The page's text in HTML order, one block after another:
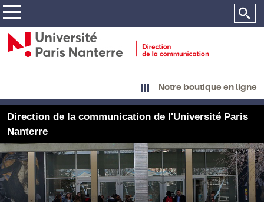
Notre boutique en ligne
Direction de la communication de l'Université Paris
Nanterre